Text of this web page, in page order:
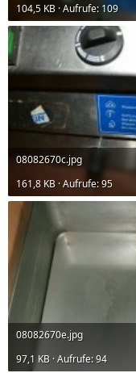
104,5 KB · Aufrufe: 109
08082670c.jpg
161,8 KB · Aufrufe: 95
08082670e.jpg
97,1 KB · Aufrufe: 94